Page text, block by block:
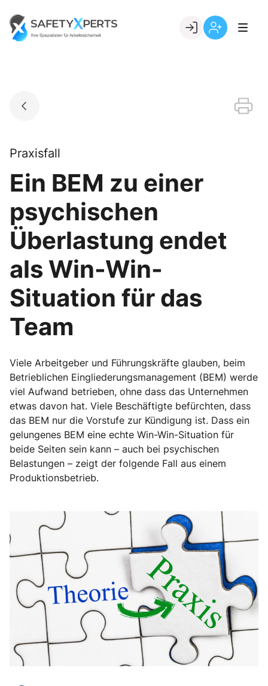
content
Go to landing page.
Praxisfall
Ein BEM zu einer
psychischen
Überlastung endet
als Win-Win-
Situation für das
Team
Viele Arbeitgeber und Führungskräfte glauben, beim
Betrieblichen Eingliederungsmanagement (BEM) werde
viel Aufwand betrieben, ohne dass das Unternehmen
etwas davon hat. Viele Beschäftigte befürchten, dass
das BEM nur die Vorstufe zur Kündigung ist. Dass ein
gelungenes BEM eine echte Win-Win-Situation für
beide Seiten sein kann – auch bei psychischen
Belastungen – zeigt der folgende Fall aus einem
Produktionsbetrieb.